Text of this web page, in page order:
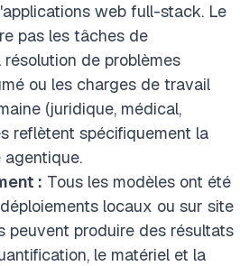
web full-stack. Le
pas les tâches de
résolution de problèmes
ou les charges de travail
(juridique, médical,
reflètent spécifiquement la
: Tous les modèles ont été
locaux ou sur site
peuvent produire des résultats
le matériel et la